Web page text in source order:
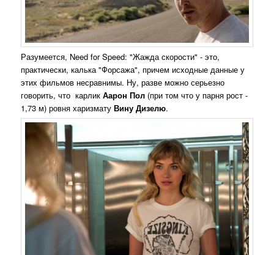
Разумеется, Need for Speed: "Жажда скорости" - это,
практически, калька "Форсажа", причем исходные данные у
этих фильмов несравнимы. Ну, разве можно серьезно
говорить, что карликАарон Пол (при том что у парня рост -
1,73 м) ровня харизматуВину Дизелю.